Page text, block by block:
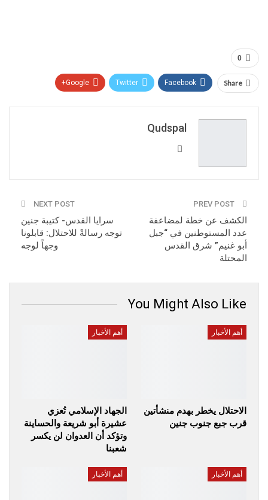
0
Share
Facebook
Twitter
Google+
Qudspal
الكشف عن خطة لمضاعفة
عدد المستوطنين في “جبل
أبو غنيم” شرق القدس
المحتلة
NEXT POST
سرايا القدس- كتيبة جنين
توجه رسالةً للاحتلال: قابلونا
وجهاً لوجه
You Might Also Like
أهم الأخبار
الاحتلال يخطر بهدم منشأتين
قرب جبع جنوب جنين
أهم الأخبار
الجهاد الإسلامي تُعزي
عشيرة أبو شريعة والحساينة
وتؤكد أن العدوان لن يكسر
شعبنا
أهم الأخبار أهم الأخبار